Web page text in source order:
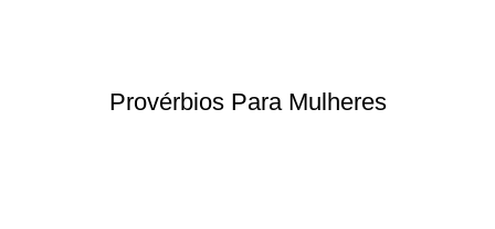
Provérbios Para Mulheres